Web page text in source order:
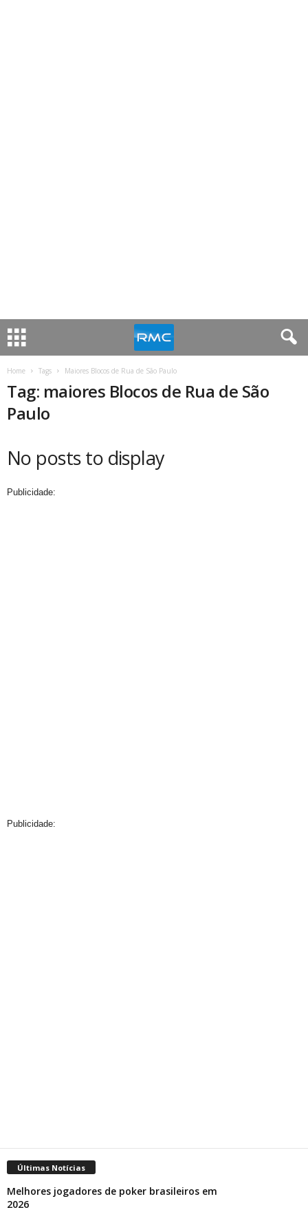
Home Tags Maiores Blocos de Rua de São Paulo
Tag: maiores Blocos de Rua de São
Paulo
No posts to display
Publicidade:
Publicidade:
Últimas Notícias
Melhores jogadores de poker brasileiros em
2026